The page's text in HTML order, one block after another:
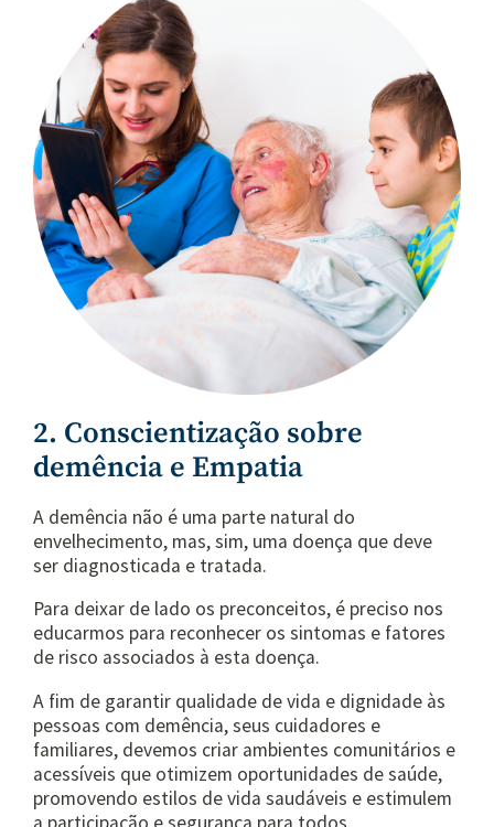
2. Conscientização sobre
demência e Empatia
A demência não é uma parte natural do
envelhecimento, mas, sim, uma doença que deve
ser diagnosticada e tratada.
Para deixar de lado os preconceitos, é preciso nos
educarmos para reconhecer os sintomas e fatores
de risco associados à esta doença.
A fim de garantir qualidade de vida e dignidade às
pessoas com demência, seus cuidadores e
familiares, devemos criar ambientes comunitários e
acessíveis que otimizem oportunidades de saúde,
promovendo estilos de vida saudáveis e estimulem